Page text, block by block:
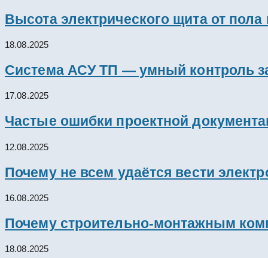
Высота электрического щита от
18.08.2025
Система АСУ ТП — умный контроль
17.08.2025
Частые ошибки проектной
12.08.2025
Почему не всем удаётся вести
16.08.2025
Почему строительно-монтажным
18.08.2025